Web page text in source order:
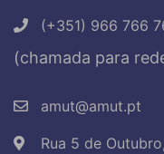
(+351) 966 766
(chamada para
amut@amut.pt
Rua 5 de